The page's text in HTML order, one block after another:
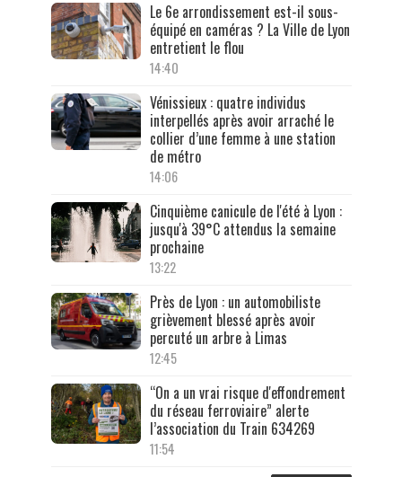
Le 6e arrondissement est-il sous-
équipé en caméras ? La Ville de Lyon
entretient le flou
14:40
Vénissieux : quatre individus
interpellés après avoir arraché le
collier d’une femme à une station
de métro
14:06
Cinquième canicule de l'été à Lyon :
jusqu'à 39°C attendus la semaine
prochaine
13:22
Près de Lyon : un automobiliste
grièvement blessé après avoir
percuté un arbre à Limas
12:45
“On a un vrai risque d'effondrement
du réseau ferroviaire” alerte
l’association du Train 634269
11:54